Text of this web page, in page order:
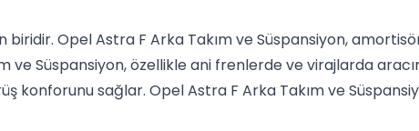
Opel Astra F Arka Takım ve Süspansiyon,
ve Süspansiyon, özellikle ani frenlerde ve virajlarda
konforunu sağlar. Opel Astra F Arka Takım ve